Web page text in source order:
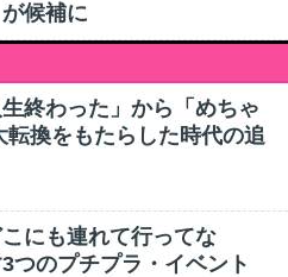
候補に
終わった」から「めちゃ
換をもたらした時代の追
にも連れて行ってな
のプチプラ・イベント